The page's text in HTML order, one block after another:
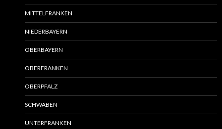
MITTELFRANKEN
NIEDERBAYERN
OBERBAYERN
OBERFRANKEN
OBERPFALZ
SCHWABEN
UNTERFRANKEN